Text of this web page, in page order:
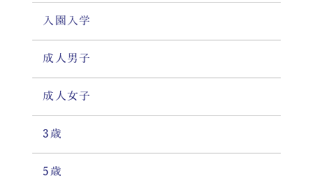
入園入学
成人男子
成人女子
3歳
5歳